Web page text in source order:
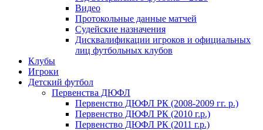
Видео
Протокольные данные матчей
Судейские назначения
Дисквалификации игроков и официальных
лиц футбольных клубов
Клубы
Игроки
Детский футбол
Первенства ДЮФЛ
Первенство ДЮФЛ РК (2008-2009 гг. р.)
Первенство ДЮФЛ РК (2010 г.р.)
Первенство ДЮФЛ РК (2011 г.р.)